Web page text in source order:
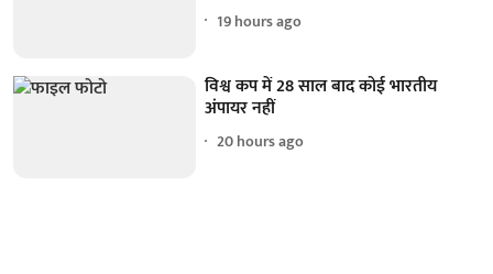
19 hours ago
विश्व कप में 28 साल बाद कोई भारतीय
अंपायर नहीं
20 hours ago